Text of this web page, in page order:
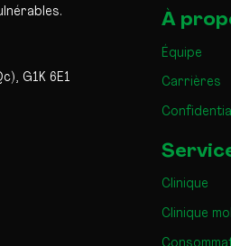
G1K 6E1
À
Équipe
Carrières
Clinique
Clinique